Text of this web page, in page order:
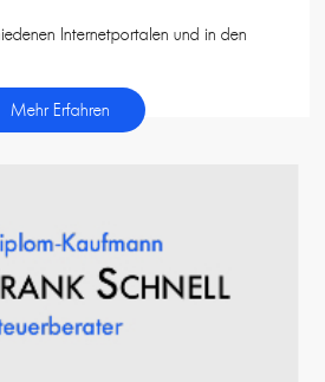
Internetportalen und in den
Mehr Erfahren